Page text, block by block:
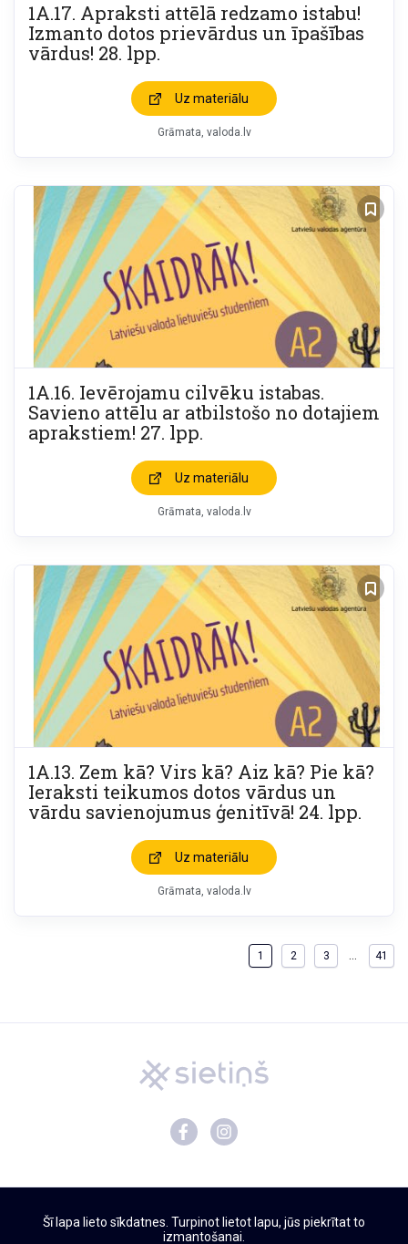
1A.17. Apraksti attēlā redzamo istabu!
Izmanto dotos prievārdus un īpašības
vārdus! 28. lpp.
Uz materiālu
Grāmata valoda.lv
1A.16. Ievērojamu cilvēku istabas.
Savieno attēlu ar atbilstošo no dotajiem
aprakstiem! 27. lpp.
Uz materiālu
Grāmata valoda.lv
1A.13. Zem kā? Virs kā? Aiz kā? Pie kā?
Ieraksti teikumos dotos vārdus un
vārdu savienojumus ģenitīvā! 24. lpp.
Uz materiālu
Grāmata valoda.lv
1 2 3 41
Šī lapa lieto sīkdatnes. Turpinot lietot lapu, jūs piekrītat to
izmantošanai.
Par Sietiņu